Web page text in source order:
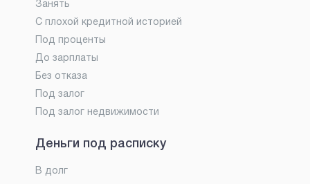
Занять
С плохой кредитной историей
Под проценты
До зарплаты
Без отказа
Под залог
Под залог недвижимости
Деньги под расписку
В долг